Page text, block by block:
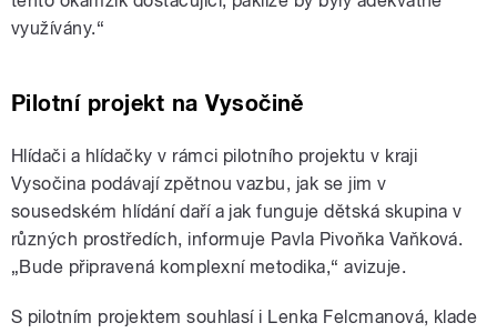
využívány.“
Pilotní projekt na Vysočině
Hlídači a hlídačky v rámci pilotního projektu v kraji
Vysočina podávají zpětnou vazbu, jak se jim v
sousedském hlídání daří a jak funguje dětská skupina v
různých prostředích, informuje Pavla Pivoňka Vaňková.
„Bude připravená komplexní metodika,“ avizuje.
S pilotním projektem souhlasí i Lenka Felcmanová, klade